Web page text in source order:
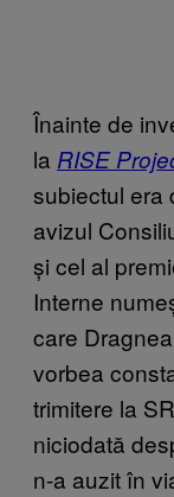
Înainte de
la RISE
subiectul era
avizul
și cel al
Interne
care
vorbea
trimitere la
niciodată
n-a auzit în